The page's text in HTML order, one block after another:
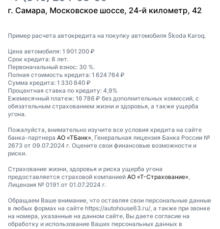
г. Самара, Московское шоссе, 24-й километр, 42
Пример расчета автокредита на покупку автомобиля Škoda Karoq.
Цена автомобиля: 1 901 200 ₽
Срок кредита: 8 лет.
Первоначальный взнос: 30 %.
Полная стоимость кредита: 1 624 764 ₽
Сумма кредита: 1 330 840 ₽
Процентная ставка по кредиту: 4,9%
Ежемесячный платеж: 16 786 ₽ без дополнительных комиссий, с
обязательным страхованием жизни и здоровья, а также ущерба
угона.
Пожалуйста, внимательно изучите все условия кредита на сайте
банка-партнера АО «ТБанк» , Генеральная лицензия Банка России №
2673 от 09.07.2024 г. Оцените свои финансовые возможности и
риски.
Страхование жизни, здоровья и риска ущерба угона
предоставляется страховой компанией АО «Т-Страхование»
Лицензия № 0191 от 01.07.2024 г.
Обращаем Ваше внимание, что оставляя свои персональные данные
в любых формах на сайте https://autohouse63.ru/, а также при звонке
на номера, указанные на данном сайте, Вы даете согласие на
обработку и использование Ваших персональных данных в